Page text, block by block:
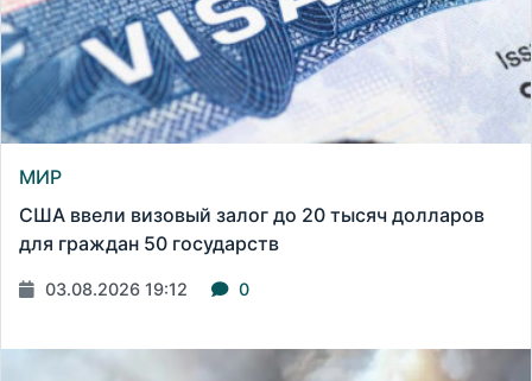
МИР
США ввели визовый залог до 20 тысяч долларов
для граждан 50 государств
03.08.2026 19:12 0